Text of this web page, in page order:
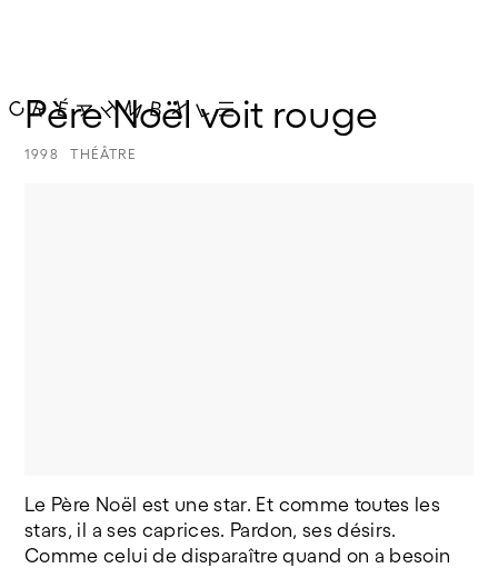
Père Noël voit rouge
1998 THÉÂTRE
©Françoise Monseur
Le Père Noël est une star. Et comme toutes les
stars, il a ses caprices. Pardon, ses désirs.
Comme celui de disparaître quand on a besoin